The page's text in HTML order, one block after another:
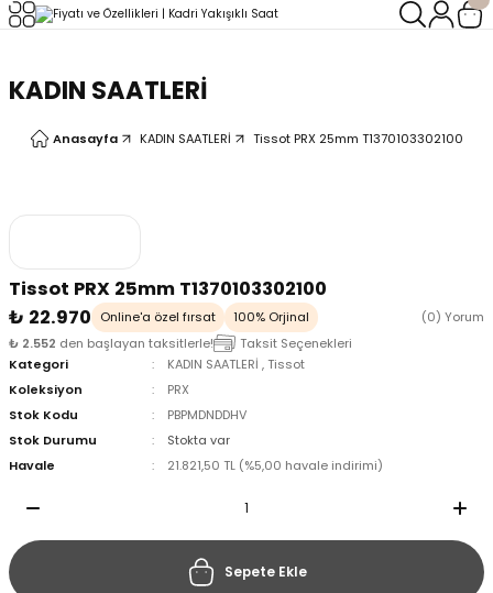
KADIN SAATLERİ
Anasayfa KADIN SAATLERİ Tissot PRX 25mm T1370103302100
Tissot PRX 25mm T1370103302100
₺ 22.970
Online'a özel fırsat 100% Orjinal
(0) Yorum
₺ 2.552 den başlayan taksitlerle!
Taksit Seçenekleri
Kategori
KADIN SAATLERİ ,Tissot
Koleksiyon
PRX
Stok Kodu
PBPMDNDDHV
Stok Durumu
Stokta var
Havale
21.821,50 TL (%5,00 havale indirimi)
Sepete Ekle
Geri Dön
Geri Dön